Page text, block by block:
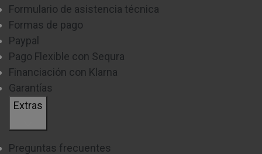
Formulario de asistencia técnica
Formas de pago
Paypal
Pago Flexible con Sequra
Financiación con Klarna
Garantías
Extras
Preguntas frecuentes